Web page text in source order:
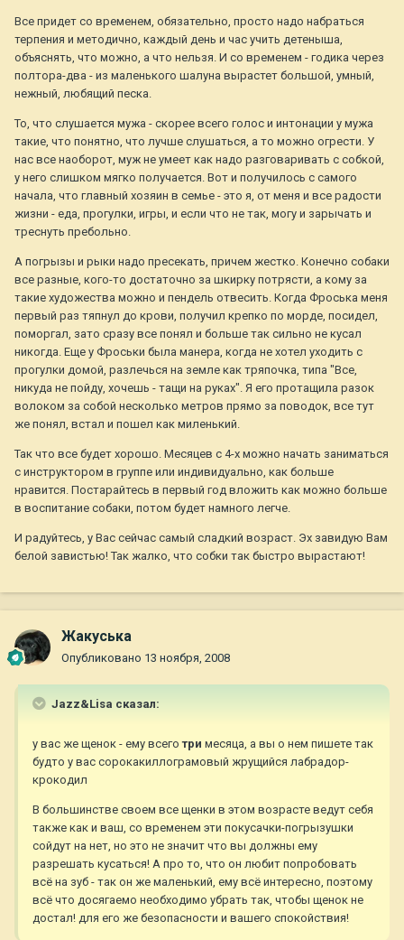
Все придет со временем, обязательно, просто надо набраться
терпения и методично, каждый день и час учить детеныша,
объяснять, что можно, а что нельзя. И со временем - годика через
полтора-два - из маленького шалуна вырастет большой, умный,
нежный, любящий песка.
То, что слушается мужа - скорее всего голос и интонации у мужа
такие, что понятно, что лучше слушаться, а то можно огрести. У
нас все наоборот, муж не умеет как надо разговаривать с собкой,
у него слишком мягко получается. Вот и получилось с самого
начала, что главный хозяин в семье - это я, от меня и все радости
жизни - еда, прогулки, игры, и если что не так, могу и зарычать и
треснуть пребольно.
А погрызы и рыки надо пресекать, причем жестко. Конечно собаки
все разные, кого-то достаточно за шкирку потрясти, а кому за
такие художества можно и пендель отвесить. Когда Фроська меня
первый раз тяпнул до крови, получил крепко по морде, посидел,
поморгал, зато сразу все понял и больше так сильно не кусал
никогда. Еще у Фроськи была манера, когда не хотел уходить с
прогулки домой, разлечься на земле как тряпочка, типа "Все,
никуда не пойду, хочешь - тащи на руках". Я его протащила разок
волоком за собой несколько метров прямо за поводок, все тут
же понял, встал и пошел как миленький.
Так что все будет хорошо. Месяцев с 4-х можно начать заниматься
с инструктором в группе или индивидуально, как больше
нравится. Постарайтесь в первый год вложить как можно больше
в воспитание собаки, потом будет намного легче.
И радуйтесь, у Вас сейчас самый сладкий возраст. Эх завидую Вам
белой завистью! Так жалко, что собки так быстро вырастают!
Жакуська
Опубликовано 13 ноября, 2008
Jazz&Lisa сказал:
у вас же щенок - ему всеготри месяца, а вы о нем пишете так
будто у вас сорокакиллограмовый жрущийся лабрадор-
крокодил
В большинстве своем все щенки в этом возрасте ведут себя
также как и ваш, со временем эти покусачки-погрызушки
сойдут на нет, но это не значит что вы должны ему
разрешать кусаться! А про то, что он любит попробовать
всё на зуб - так он же маленький, ему всё интересно, поэтому
всё что досягаемо необходимо убрать так, чтобы щенок не
достал! для его же безопасности и вашего спокойствия!